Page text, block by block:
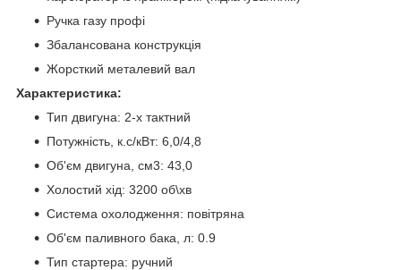
Ручка газу профі
Збалансована конструкція
Жорсткий металевий вал
Характеристика:
Тип двигуна: 2-х тактний
Потужність, к.с/кВт: 6,0/4,8
Об'єм двигуна, см3: 43,0
Холостий хід: 3200 об\хв
Система охолодження: повітряна
Об'єм паливного бака, л: 0.9
Тип стартера: ручний